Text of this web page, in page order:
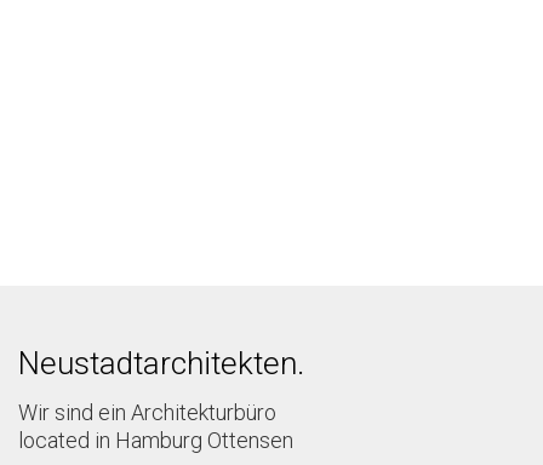
Neustadtarchitekten.
Wir sind ein Architekturbüro
located in Hamburg Ottensen